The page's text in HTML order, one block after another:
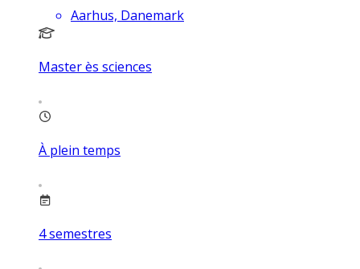
Aarhus, Danemark
Master ès sciences
À plein temps
4semestres